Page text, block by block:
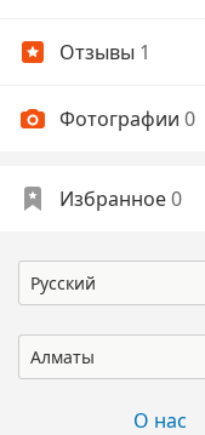
Отзывы 1
Фотографии 0
Избранное0
Русский
Алматы
О нас